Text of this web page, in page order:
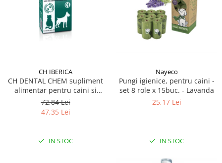
CH IBERICA
CH DENTAL CHEM supliment
alimentar pentru caini si
pisici, recomandat pentru
prevenirea formarii placii
bacteriene si a tartului 50 g
72,84 Lei
47,35 Lei
IN STOC
Nayeco
Pungi igienice, pentru caini -
set 8 role x 15buc. - Lavanda
25,17 Lei
IN STOC